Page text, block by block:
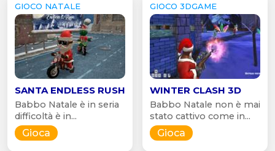
GIOCO NATALE
SANTA ENDLESS RUSH
Babbo Natale è in seria
difficoltà è in...
Gioca
GIOCO 3DGAME
WINTER CLASH 3D
Babbo Natale non è mai
stato cattivo come in...
Gioca